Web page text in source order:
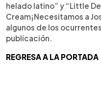
helado latino” y “Little
Cream¡Necesitamos a
algunos de los
publicación.
REGRESA A LA PORTADA